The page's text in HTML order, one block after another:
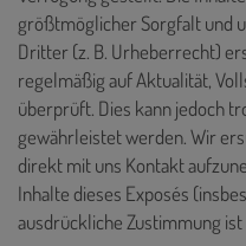
größtmöglicher Sorgfalt und
Dritter (z. B. Urheberrecht)
regelmäßig auf Aktualität,
überprüft. Dies kann jedoch
gewährleistet werden. Wir
direkt mit uns Kontakt
Inhalte dieses Exposés
ausdrückliche Zustimmung